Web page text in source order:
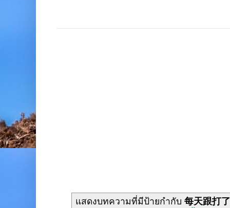
แสดงบทความที่มีป้ายกำกับ每天跟打